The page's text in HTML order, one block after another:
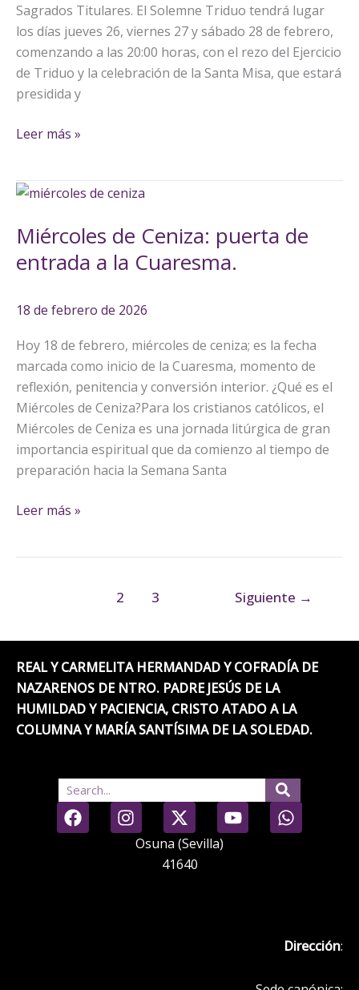
Sagrados Titulares. El Solemne Triduo tendrá lugar
los días jueves 26, viernes 27 y sábado 28 de febrero,
comenzando a las 20:00 horas, con el rezo del Ejercicio
de Triduo y la celebración de la Santa Misa, que estará
presidida y
Leer más »
Miércoles de Ceniza: puerta de
entrada a la Cuaresma.
18 de febrero de 2026
Hoy 18 de febrero, miércoles de ceniza; es la fecha
marcada como inicio de la Cuaresma, momento de
reflexión, penitencia y conversión interior. ¿Qué es el
Miércoles de Ceniza?Para los cristianos católicos, el
Miércoles de Ceniza es una jornada litúrgica de gran
importancia espiritual que da comienzo al tiempo de
preparación hacia la Semana Santa
Miércoles
Ceniza:
puerta
de
a
la
Cuaresma.
Leer más »
2 3 Siguiente →
REAL Y CARMELITA HERMANDAD Y COFRADÍA DE
NAZARENOS DE NTRO. PADRE JESÚS DE LA
HUMILDAD Y PACIENCIA, CRISTO ATADO A LA
COLUMNA Y MARÍA SANTÍSIMA DE LA SOLEDAD.
Search
F
a
I
n
X
-
t
w
Y
o
W
h
Osuna (Sevilla)
41640
Dirección: